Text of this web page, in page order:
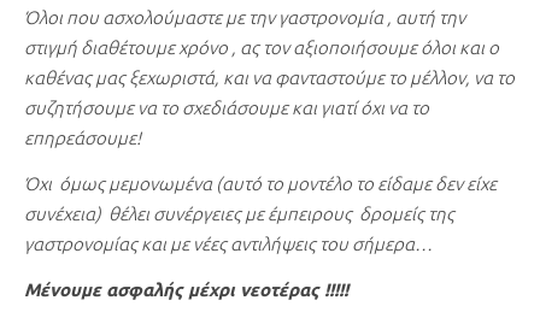
Όλοι που ασχολούμαστε με την γαστρονομία , αυτή την
στιγμή διαθέτουμε χρόνο , ας τοναξιοποιήσουμε όλοι και ο
καθένας μας ξεχωριστά, και να φανταστούμε το μέλλον, να το
συζητήσουμε να το σχεδιάσουμε και γιατί όχι να το
επηρεάσουμε!
Όχι όμως μεμονωμένα (αυτό το μοντέλο το είδαμε δεν είχε
συνέχεια) θέλει συνέργειες με έμπειρους δρομείς της
γαστρονομίας και με νέες αντιλήψεις του σήμερα…
Μένουμε ασφαλής μέχρι νεοτέρας !!!!!